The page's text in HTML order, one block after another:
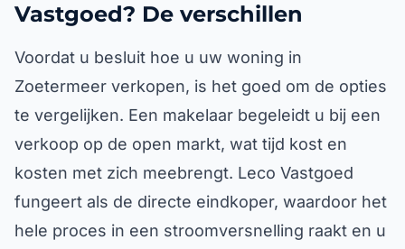
Vastgoed? De verschillen
Voordat u besluit hoe u uw woning in
Zoetermeer verkopen, is het goed om de opties
te vergelijken. Een makelaar begeleidt u bij een
verkoop op de open markt, wat tijd kost en
kosten met zich meebrengt. Leco Vastgoed
fungeert als de directe eindkoper, waardoor het
hele proces in een stroomversnelling raakt en u